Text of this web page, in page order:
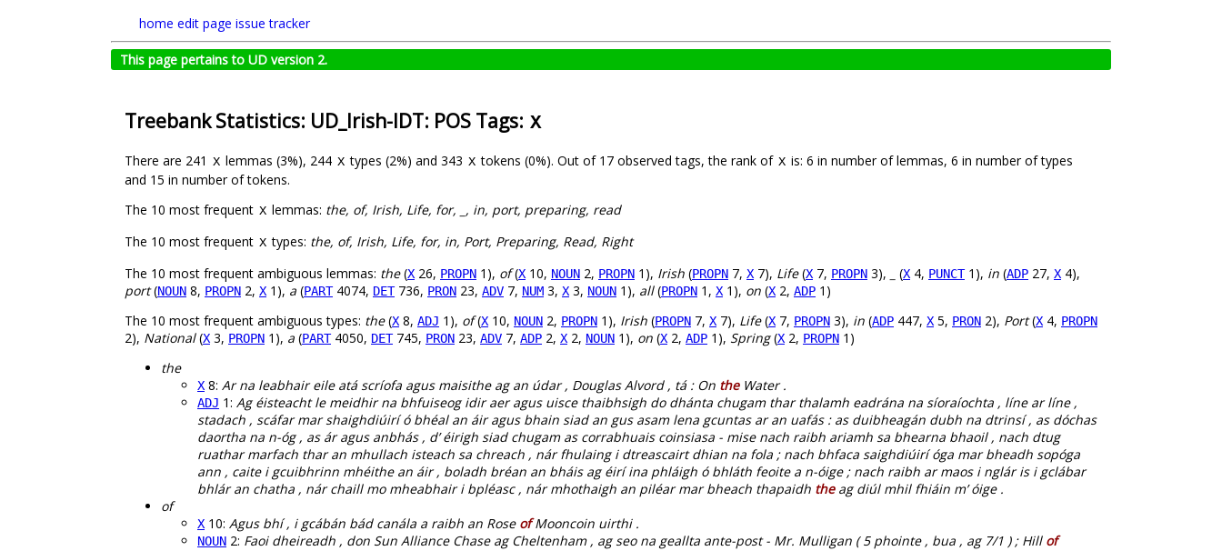
home edit page issue tracker
This page pertains to UD version 2.
Treebank Statistics: UD_Irish-IDT: POS Tags: X
There are 241 X lemmas (3%), 244 X types (2%) and 343 X tokens (0%). Out of 17 observed tags, the rank of X is: 6 in number of lemmas, 6 in number of types
and 15 in number of tokens.
The 10 most frequent X lemmas: the, of, Irish, Life, for, _, in, port, preparing, read
The 10 most frequent X types: the, of, Irish, Life, for, in, Port, Preparing, Read, Right
The 10 most frequent ambiguous lemmas: the(X 26, PROPN 1), of(X 10, NOUN 2, PROPN 1), Irish (PROPN 7, X 7), Life(X 7, PROPN 3), (X 4, PUNCT1), in (ADP 27, X 4),
port(NOUN 8, PROPN 2, X 1), a (PART4074, DET736, PRON 23, ADV 7, NUM 3, X 3, NOUN 1), all(PROPN 1, X 1), on (X 2, ADP 1)
The 10 most frequent ambiguous types: the(X 8, ADJ 1), of(X 10, NOUN 2, PROPN 1), Irish (PROPN 7, X 7), Life(X 7, PROPN 3), in (ADP 447, X 5, PRON 2), Port(X 4, PROPN
2), National(X 3, PROPN 1), a (PART4050, DET745, PRON 23, ADV 7, ADP 2, X 2, NOUN 1), on (X 2, ADP 1), Spring(X 2, PROPN 1)
the
X 8: Ar na leabhair eile atá scríofa agus maisithe ag an údar , Douglas Alvord , tá : On theWater .
ADJ 1: Ag éisteacht le meidhir na bhfuiseog idir aer agus uisce thaibhsigh do dhánta chugam thar thalamh eadrána na síoraíochta , líne ar líne ,
stadach , scáfar mar shaighdiúirí ó bhéal an áir agus bhain siad an gus asam lena gcuntas ar an uafás : as duibheagán dubh na dtrinsí , as dóchas
daortha na n-óg , as ár agus anbhás , d’ éirigh siad chugam as corrabhuais coinsiasa - mise nach raibh ariamh sa bhearna bhaoil , nach dtug
ruathar marfach thar an mhullach isteach sa chreach , nár fhulaing i dtreascairt dhian na fola ; nach bhfaca saighdiúirí óga mar bheadh sopóga
ann , caite i gcuibhrinn mhéithe an áir , boladh bréan an bháis ag éirí ina phláigh ó bhláth feoite a n-óige ; nach raibh ar maos i nglár is i gclábar
bhlár an chatha , nár chaill mo mheabhair i bpléasc , nár mhothaigh an piléar mar bheach thapaidh theag diúl mhil fhiáin m’ óige .
of
X 10: Agus bhí , i gcábán bád canála a raibh an Rose ofMooncoin uirthi .
NOUN 2: Faoi dheireadh , don Sun Alliance Chase ag Cheltenham , ag seo na geallta ante-post - Mr. Mulligan ( 5 phointe , bua , ag 7/1 ) ; Hill of